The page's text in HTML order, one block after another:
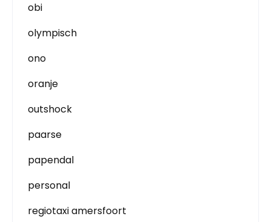
obi
olympisch
ono
oranje
outshock
paarse
papendal
personal
regiotaxi amersfoort